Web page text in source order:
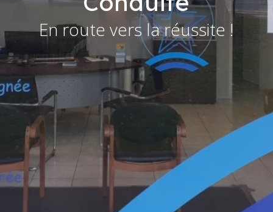
En route vers la réussite !